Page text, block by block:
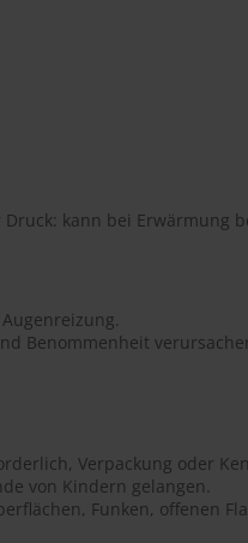
kann bei Erwärmung
Benommenheit
Verpackung oder
von Kindern gelangen.
Funken, offenen